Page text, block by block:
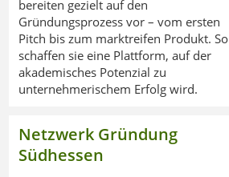
bereiten gezielt auf den
Gründungsprozess vor – vom ersten
Pitch bis zum marktreifen Produkt. So
schaffen sie eine Plattform, auf der
akademisches Potenzial zu
unternehmerischem Erfolg wird.
Netzwerk Gründung
Südhessen